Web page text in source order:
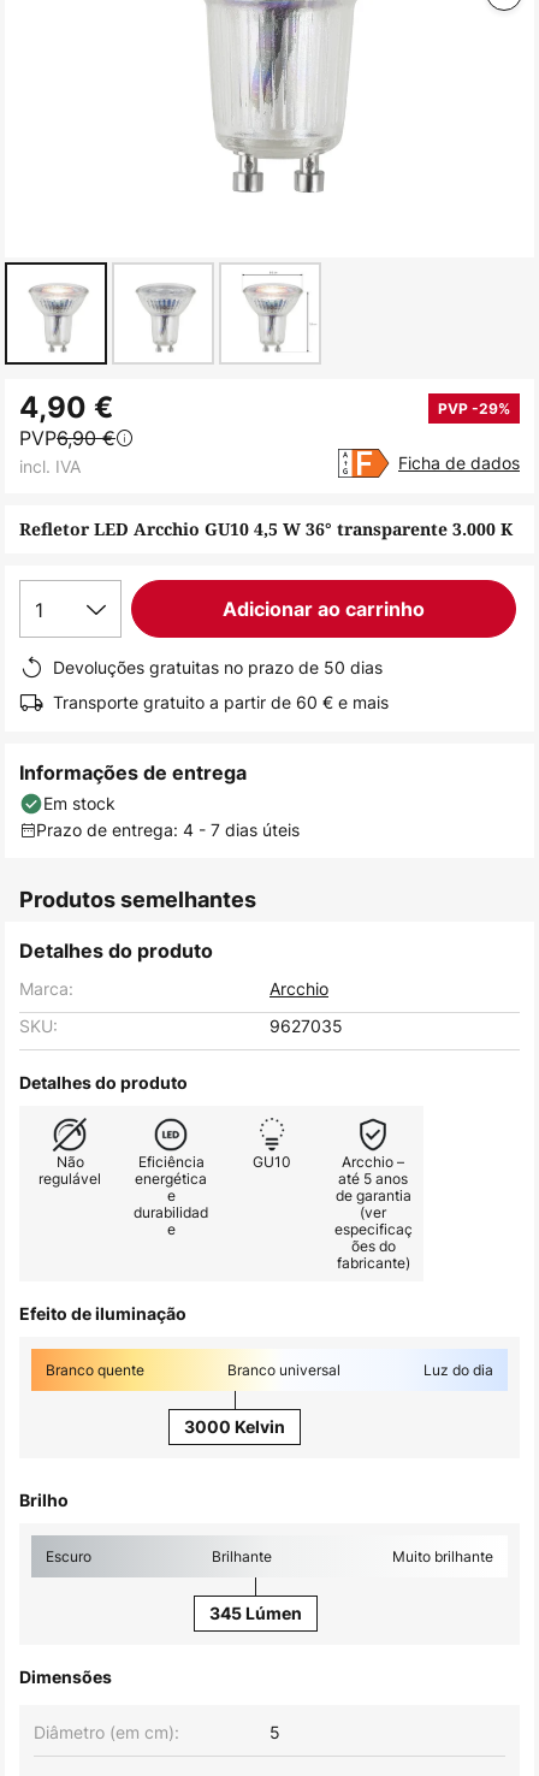
para
início
Galeria
Refletor LED Arcchio GU10 4,5 W 36° transparente 3.000 K
4,90 € PVP -29%
PVP6,90 €
incl. IVA Ficha de dados
1 Adicionar ao carrinho
Devoluções gratuitas no prazo de 50 dias
Transporte gratuito a partir de 60 € e mais
Informações de entrega
Em stock
Prazo de entrega: 4 - 7 dias úteis
Produtos semelhantes
Detalhes do produto
Marca:
Arcchio
SKU:
9627035
Detalhes do produto
Não
regulável
Eficiência
energética
e
durabilidad
e
GU10
Arcchio –
até 5 anos
de garantia
(ver
especificaç
ões do
fabricante)
Efeito de iluminação
Branco quente Branco universal Luz do dia
3000 Kelvin
Brilho
Escuro Brilhante Muito brilhante
345 Lúmen
Dimensões
Diâmetro (em cm): 5